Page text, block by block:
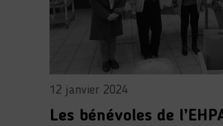
12 janvier 2024
Les bénévoles de